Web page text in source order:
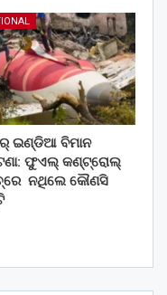
ଇଣ୍ଡିଆ ବିମାନ
ଫୁଏଲ୍‌ କଣ୍ଟ୍ରୋଲ୍‌
ନଥିଲେ କୌଣସି